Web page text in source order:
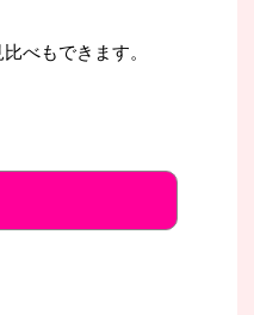
べもできます。